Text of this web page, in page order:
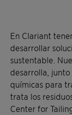
En Clariant
desarrollar
sustentable.
desarrolla, junto
químicas para
trata los
Center for